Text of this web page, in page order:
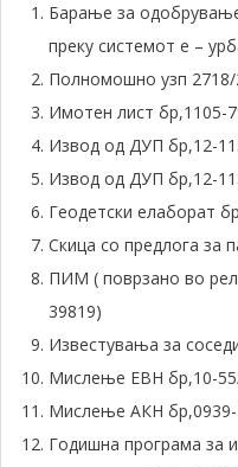
Барање за
преку системот е –
Полномошно узп 2718/
Имотен лист бр,1105-
Извод од ДУП бр,12-
Извод од ДУП бр,12-
Геодетски елаборат
Скица со предлога за
ПИМ ( поврзано во
39819)
Известувања за
Мислење ЕВН бр,10-
Мислење АКН бр,0939-
Годишна програма за